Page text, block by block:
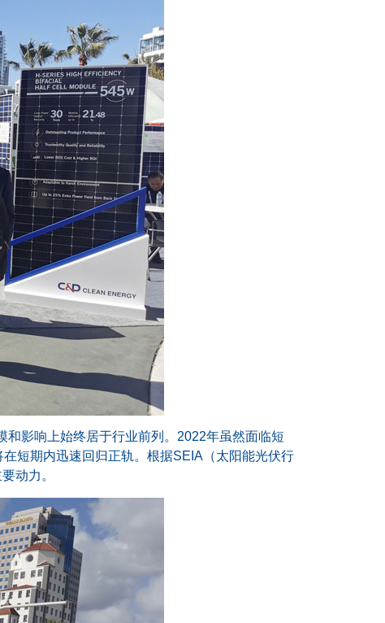
影响上始终居于行业前列。2022年虽然面临短
短期内迅速回归正轨。根据SEIA（太阳能光伏行
动力。